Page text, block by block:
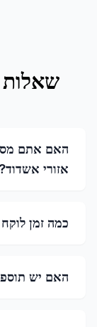
שאלות
האם אתם
אזורי אשדוד?
כמה זמן
האם יש